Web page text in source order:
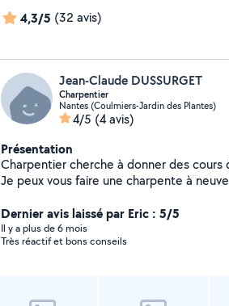
4,3/5 (32 avis)
Jean-Claude DUSSURGET
Charpentier
Nantes (Coulmiers-Jardin des Plantes)
4/5 (4 avis)
Présentation
Charpentier cherche à donner des cours
Je peux vous faire une charpente à
Dernier avis laissé par Eric : 5/5
Il y a plus de 6 mois
Très réactif et bons conseils